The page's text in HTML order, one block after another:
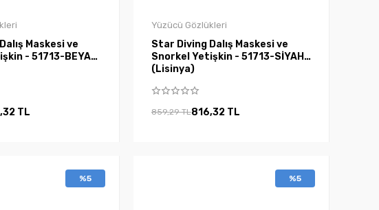
Maskesi ve
- 51713-BEYAZ
TL
Yüzücü Gözlükleri
Star Diving Dalış Maskesi ve
Snorkel Yetişkin - 51713-SİYAH
(Lisinya)
859,29 TL816,32 TL
%5 %5